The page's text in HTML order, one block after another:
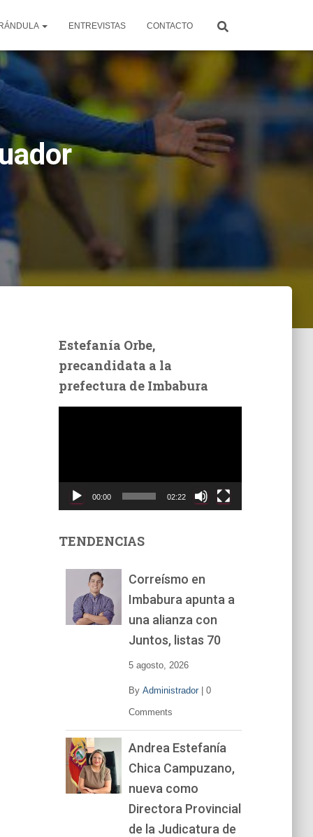
ENTREVISTAS CONTACTO
Estefanía Orbe,
precandidata a la
prefectura de Imbabura
t
00:00 02:22
TENDENCIAS
Correísmo en
Imbabura apunta a
una alianza con
Juntos, listas 70
5 agosto, 2026
By Administrador| 0
Comments
Andrea Estefanía
Chica Campuzano,
nueva como
Directora Provincial
de la Judicatura de